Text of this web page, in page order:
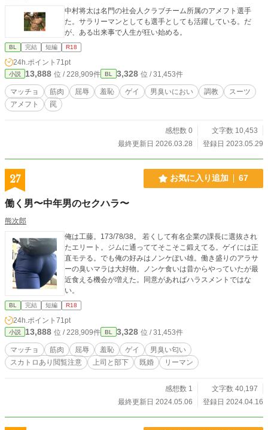
中村将太は名門の社会人クラブチーム所属のアメフト選手
た。サラリーマンとしても選手としても活躍している。だ
が、ある出来事で人生が狂い始める。
BL 完結 短編 R18
24h.ポイント 71pt
小説 13,888 位 / 228,909件 BL 3,328 位 / 31,453件
マッチョ 筋肉 屈辱 羞恥 ゲイ 男臭いにおい 調教
スーツ
アメフト
罠
感想数 0
文字数 10,453
最終更新日 2026.03.28
登録日 2023.05.29
27 お気に入り追加 67
働く男〜中年男のセクハラ〜
熊次郎
俺は工藤。173/78/38。 若くして有名企業の課長に選抜され
たエリート。ジムに通っててそこそこ鍛えてる。ゲイには正
直モテる。でも俺の好みはノンケぽい雄。働き盛りのアラサ
ーの臭いマラは大好物。ノンケ食いは昔からやっていたが最
近食える機会が増えた。同意があればハラスメントではな
い。
BL 完結 短編 R18
24h.ポイント 71pt
小説 13,888 位 / 228,909件 BL 3,328 位 / 31,453件
マッチョ 筋肉 屈辱 羞恥 ゲイ
男臭い匂い
スカトロあり閲覧注意
上司と部下 既婚 リーマン
感想数 1
文字数 40,197
最終更新日 2024.05.06
登録日 2024.04.16